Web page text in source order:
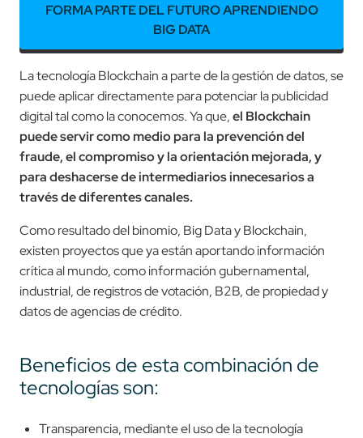
FORMA PARTE DEL FUTURO APRENDIENDO
BIG DATA
La tecnología Blockchain a parte de la gestión de datos, se
puede aplicar directamente para potenciar la publicidad
digital tal como la conocemos. Ya que,el Blockchain
puede servir como medio para la prevención del
fraude, el compromiso y la orientación mejorada, y
para deshacerse de intermediarios innecesarios a
través de diferentes canales.
Como resultado del binomio, Big Data y Blockchain,
existen proyectos que ya están aportando información
crítica al mundo, como información gubernamental,
industrial, de registros de votación, B2B, de propiedad y
datos de agencias de crédito.
Beneficios de esta combinación de
tecnologías son:
Transparencia, mediante el uso de la tecnología